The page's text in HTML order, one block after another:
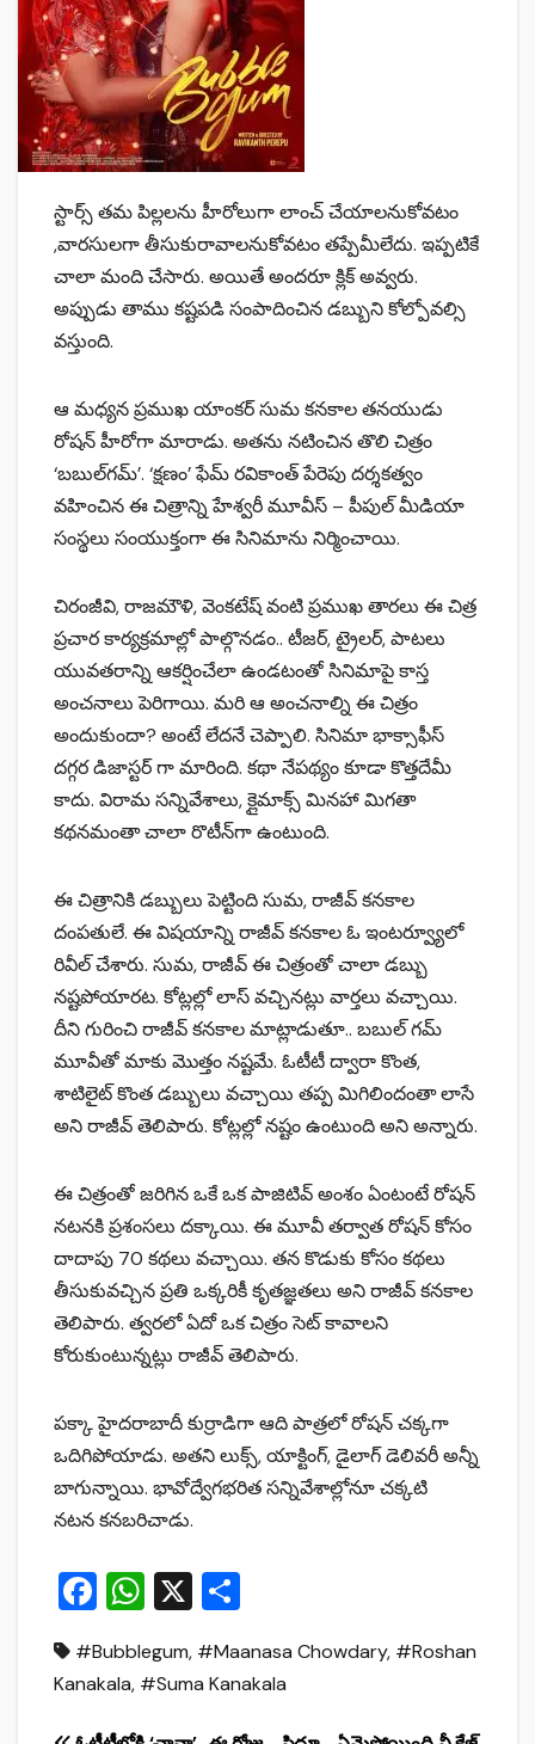
స్టార్స్ తమ పిల్లలను హీరోలుగా లాంచ్ చేయాలనుకోవటం
,వారసులగా తీసుకురావాలనుకోవటం తప్పేమీలేదు. ఇప్పటికే
చాలా మంది చేసారు. అయితే అందరూ క్లిక్ అవ్వరు.
అప్పుడు తాము కష్టపడి సంపాదించిన డబ్బుని కోల్పోవల్సి
వస్తుంది.
ఆ మధ్యన ప్రముఖ యాంకర్‌ సుమ కనకాల తనయుడు
రోషన్‌ హీరోగా మారాడు. అతను నటించిన తొలి చిత్రం
‘బబుల్‌గమ్‌’. ‘క్షణం’ ఫేమ్‌ రవికాంత్ పేరెపు దర్శకత్వం
వహించిన ఈ చిత్రాన్ని హేశ్వరీ మూవీస్ – పీపుల్ మీడియా
సంస్థలు సంయుక్తంగా ఈ సినిమాను నిర్మించాయి.
చిరంజీవి, రాజ‌మౌళి, వెంక‌టేష్ వంటి ప్ర‌ముఖ తార‌లు ఈ చిత్ర
ప్ర‌చార కార్య‌క్ర‌మాల్లో పాల్గొన‌డం.. టీజ‌ర్‌, ట్రైల‌ర్‌, పాట‌లు
యువ‌త‌రాన్ని ఆకర్షించేలా ఉండ‌టంతో సినిమాపై కాస్త
అంచ‌నాలు పెరిగాయి. మ‌రి ఆ అంచ‌నాల్ని ఈ చిత్రం
అందుకుందా? అంటే లేదనే చెప్పాలి. సినిమా భాక్సాఫీస్
దగ్గర డిజాస్టర్ గా మారింది. క‌థా నేప‌థ్యం కూడా కొత్త‌దేమీ
కాదు. విరామ స‌న్నివేశాలు, క్లైమాక్స్ మిన‌హా మిగ‌తా
క‌థ‌న‌మంతా చాలా రొటీన్‌గా ఉంటుంది.
ఈ చిత్రానికి డబ్బులు పెట్టింది సుమ, రాజీవ్ కనకాల
దంపతులే. ఈ విషయాన్ని రాజీవ్ కనకాల ఓ ఇంటర్వ్యూలో
రివీల్ చేశారు. సుమ, రాజీవ్ ఈ చిత్రంతో చాలా డబ్బు
నష్టపోయారట. కోట్లల్లో లాస్ వచ్చినట్లు వార్తలు వచ్చాయి.
దీని గురించి రాజీవ్ కనకాల మాట్లాడుతూ.. బబుల్ గమ్
మూవీతో మాకు మొత్తం నష్టమే. ఓటీటీ ద్వారా కొంత,
శాటిలైట్ కొంత డబ్బులు వచ్చాయి తప్ప మిగిలిందంతా లాసే
అని రాజీవ్ తెలిపారు. కోట్లల్లో నష్టం ఉంటుంది అని అన్నారు.
ఈ చిత్రంతో జరిగిన ఒకే ఒక పాజిటివ్ అంశం ఏంటంటే రోషన్
నటనకి ప్రశంసలు దక్కాయి. ఈ మూవీ తర్వాత రోషన్ కోసం
దాదాపు 70 కథలు వచ్చాయి. తన కొడుకు కోసం కథలు
తీసుకువచ్చిన ప్రతి ఒక్కరికీ కృతజ్ఞతలు అని రాజీవ్ కనకాల
తెలిపారు. త్వరలో ఏదో ఒక చిత్రం సెట్ కావాలని
కోరుకుంటున్నట్లు రాజీవ్ తెలిపారు.
ప‌క్కా హైద‌రాబాదీ కుర్రాడిగా ఆది పాత్ర‌లో రోష‌న్ చ‌క్క‌గా
ఒదిగిపోయాడు. అత‌ని లుక్స్, యాక్టింగ్, డైలాగ్ డెలివరీ అన్నీ
బాగున్నాయి. భావోద్వేగ‌భ‌రిత స‌న్నివేశాల్లోనూ చ‌క్క‌టి
న‌ట‌న క‌న‌బ‌రిచాడు.
F
c
e
W
at
s
X
ar
e
#Bubblegum, #Maanasa Chowdary, #Roshan
Kanakala, #Suma Kanakala